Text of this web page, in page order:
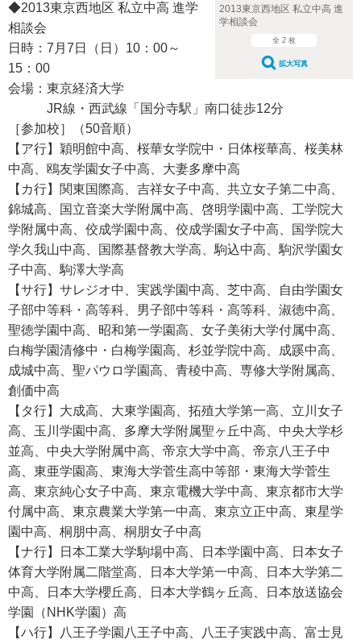
2013東京西地区 私立中高 進
学相談会
全 2 枚
拡大写真
◆2013東京西地区 私立中高 進学
相談会
日時：7月7日（日）10：00～
15：00
会場：東京経済大学
JR線・西武線「国分寺駅」南口徒歩12分
［参加校］（50音順）
【ア行】穎明館中高、桜華女学院中・日体桜華高、桜美林
中高、鴎友学園女子中高、大妻多摩中高
【カ行】関東国際高、吉祥女子中高、共立女子第二中高、
錦城高、国立音楽大学附属中高、啓明学園中高、工学院大
学附属中高、佼成学園中高、佼成学園女子中高、国学院大
学久我山中高、国際基督教大学高、駒込中高、駒沢学園女
子中高、駒澤大学高
【サ行】サレジオ中、実践学園中高、芝中高、自由学園女
子部中等科・高等科、男子部中等科・高等科、淑徳中高、
聖徳学園中高、昭和第一学園高、女子美術大学付属中高、
白梅学園清修中・白梅学園高、杉並学院中高、成蹊中高、
成城中高、聖パウロ学園高、青稜中高、専修大学附属高、
創価中高
【タ行】大成高、大東学園高、拓殖大学第一高、立川女子
高、玉川学園中高、多摩大学附属聖ヶ丘中高、中央大学杉
並高、中央大学附属中高、帝京大学中高、帝京八王子中
高、東亜学園高、東海大学菅生高中等部・東海大学菅生
高、東京純心女子中高、東京電機大学中高、東京都市大学
付属中高、東京農業大学第一中高、東京立正中高、東星学
園中高、桐朋中高、桐朋女子中高
【ナ行】日本工業大学駒場中高、日本学園中高、日本女子
体育大学附属二階堂高、日本大学第一中高、日本大学第二
中高、日本大学櫻丘高、日本大学鶴ヶ丘高、日本放送協会
学園（NHK学園）高
【ハ行】八王子学園八王子中高、八王子実践中高、富士見